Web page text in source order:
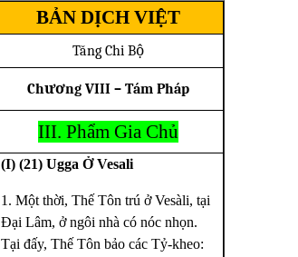
BẢN DỊCH VIỆT
Tăng Chi Bộ
Chương VIII – Tám Pháp
III. Phẩm Gia Chủ
(I) (21) Ugga Ở Vesali
1. Một thời, Thế Tôn trú ở Vesàli, tại
Ðại Lâm, ở ngôi nhà có nóc nhọn.
Tại đấy, Thế Tôn bảo các Tỷ-kheo: